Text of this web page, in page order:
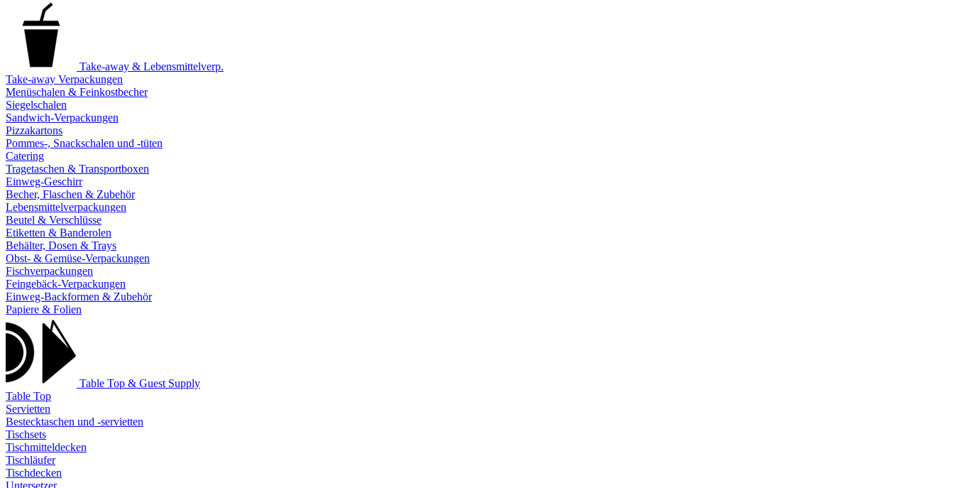
Take-away & Lebensmittelverp.
Take-away Verpackungen
Menüschalen & Feinkostbecher
Siegelschalen
Sandwich-Verpackungen
Pizzakartons
Pommes-, Snackschalen und -tüten
Catering
Tragetaschen & Transportboxen
Einweg-Geschirr
Becher, Flaschen & Zubehör
Lebensmittelverpackungen
Beutel & Verschlüsse
Etiketten & Banderolen
Behälter, Dosen & Trays
Obst- & Gemüse-Verpackungen
Fischverpackungen
Feingebäck-Verpackungen
Einweg-Backformen & Zubehör
Papiere & Folien
Table Top & Guest Supply
Table Top
Servietten
Bestecktaschen und -servietten
Tischsets
Tischmitteldecken
Tischläufer
Tischdecken